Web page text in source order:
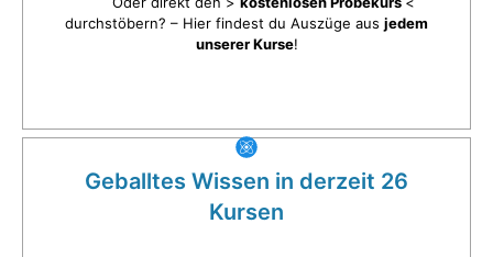
durchstöbern? – Hier findest du Auszüge aus jedem
unserer Kurse!
Geballtes Wissen in derzeit 26
Kursen